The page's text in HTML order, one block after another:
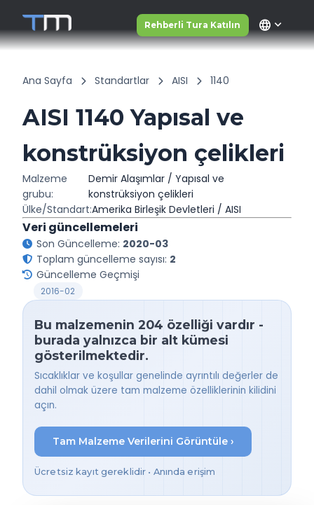
Rehberli Tura Katılın language
Ana Sayfa Standartlar AISI 1140
AISI 1140 Yapısal ve
konstrüksiyon çelikleri
Malzeme
grubu:
Demir Alaşımlar / Yapısal ve
konstrüksiyon çelikleri
Ülke/Standart:Amerika Birleşik Devletleri / AISI
Veri güncellemeleri
Son Güncelleme: 2020-03
Toplam güncelleme sayısı: 2
Güncelleme Geçmişi
2016-02
Bu malzemenin 204 özelliği vardır -
burada yalnızca bir alt kümesi
gösterilmektedir.
Sıcaklıklar ve koşullar genelinde ayrıntılı değerler de
dahil olmak üzere tam malzeme özelliklerinin kilidini
açın.
Tam Malzeme Verilerini Görüntüle ›
Ücretsiz kayıt gereklidir • Anında erişim